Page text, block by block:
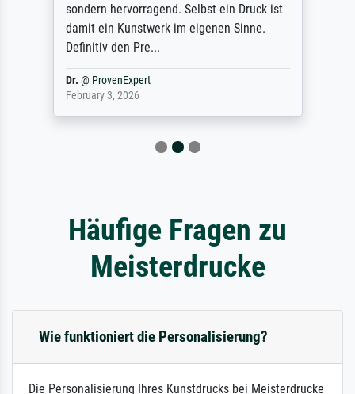
sondern hervorragend. Selbst ein Druck ist
damit ein Kunstwerk im eigenen Sinne.
Definitiv den Pre...
Dr. @ ProvenExpert
February 3, 2026
Häufige Fragen zu
Meisterdrucke
Wie funktioniert die Personalisierung?
Die Personalisierung Ihres Kunstdrucks bei Meisterdrucke